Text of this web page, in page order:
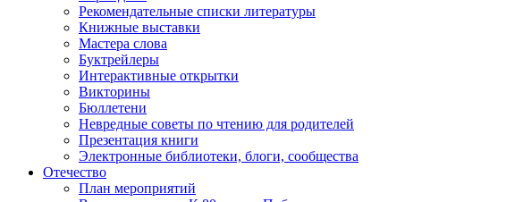
Рекомендательные списки литературы
Книжные выставки
Мастера слова
Буктрейлеры
Интерактивные открытки
Викторины
Бюллетени
Невредные советы по чтению для родителей
Презентация книги
Электронные библиотеки, блоги, сообщества
Отечество
План мероприятий